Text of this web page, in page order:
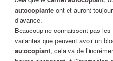
autocopianteont et auront
d’avance.
Beaucoup ne connaissent pas
variantes que peuvent avoir un
autocopiant, cela va de